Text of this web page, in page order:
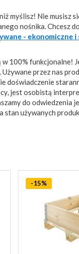
myślisz! Nie musisz
nośnika. Chcesz
- ekonomiczne i
100% funkcjonalne!
przez nas
doświadczenie
jest osobistą
do odwiedzenia
stan używanych
-15%